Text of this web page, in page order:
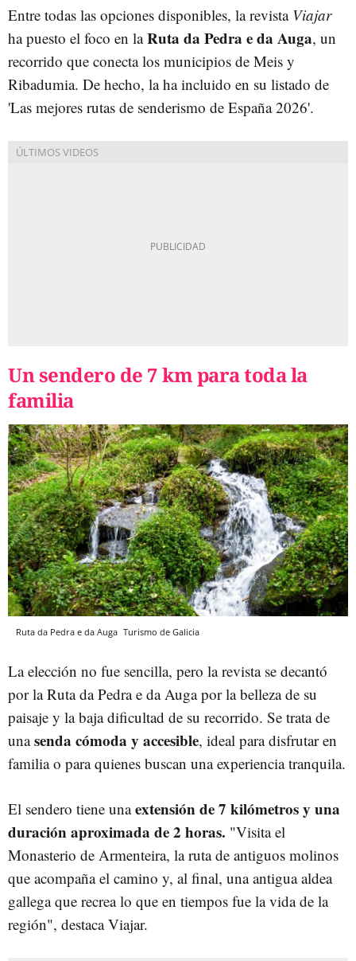
Entre todas las opciones disponibles, la revistaViajar
ha puesto el foco en laRuta da Pedra e da Auga, un
recorrido que conecta los municipios de Meis y
Ribadumia. De hecho, la ha incluido en su listado de
'Las mejores rutas de senderismo de España 2026'.
Un sendero de 7 km para toda la
familia
Ruta da Pedra e da Auga Turismo de Galicia
La elección no fue sencilla, pero la revista se decantó
por la Ruta da Pedra e da Auga por la belleza de su
paisaje y la baja dificultad de su recorrido. Se trata de
unasenda cómoda y accesible, ideal para disfrutar en
familia o para quienes buscan una experiencia tranquila.
El sendero tiene unaextensión de 7 kilómetros y una
duración aproximada de 2 horas. "Visita el
Monasterio de Armenteira, la ruta de antiguos molinos
que acompaña el camino y, al final, una antigua aldea
gallega que recrea lo que en tiempos fue la vida de la
región", destaca Viajar.